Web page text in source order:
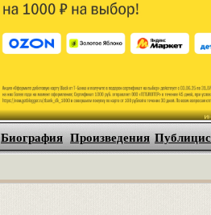
Биография Произведения